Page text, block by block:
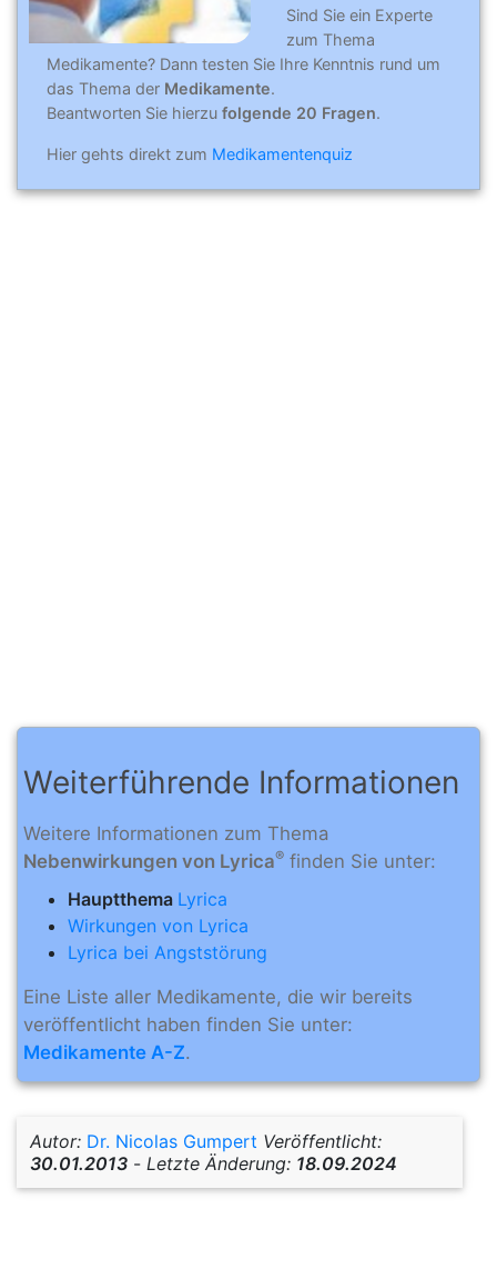
Sind Sie ein Experte
zum Thema
Medikamente? Dann testen Sie Ihre Kenntnis rund um
das Thema der Medikamente.
Beantworten Sie hierzu folgende 20 Fragen.
Hier gehts direkt zum Medikamentenquiz
Weiterführende Informationen
Weitere Informationen zum Thema
Nebenwirkungen von Lyrica® finden Sie unter:
Hauptthema Lyrica
Wirkungen von Lyrica
Lyrica bei Angststörung
Eine Liste aller Medikamente, die wir bereits
veröffentlicht haben finden Sie unter:
Medikamente A-Z.
Autor: Dr. Nicolas Gumpert Veröffentlicht:
30.01.2013 - Letzte Änderung: 18.09.2024